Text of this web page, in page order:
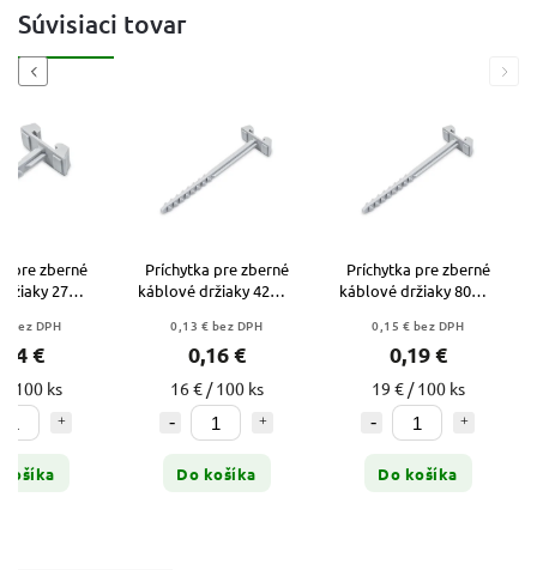
Súvisiaci tovar
Previous
pre zberné
27mm
bez DPH
€
/ 100 ks
Príchytka pre zberné
káblové držiaky 42mm
0,13 € bez DPH
0,16 €
16 € / 100 ks
Do košíka
Príchytka pre zberné
káblové držiaky 80mm
0,15 € bez DPH
0,19 €
19 € / 100 ks
Do košíka
Next